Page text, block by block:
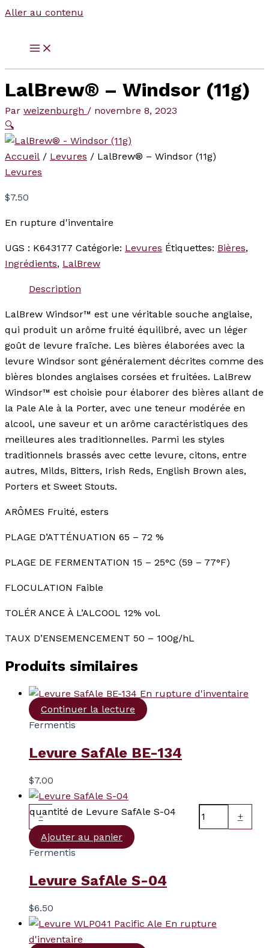
Aller au contenu
LalBrew® – Windsor (11g)
Par weizenburgh / novembre 8, 2023
🔍
Accueil / Levures / LalBrew® – Windsor (11g)
Levures
$7.50
En rupture d'inventaire
UGS : K643177 Catégorie: Levures Étiquettes: Bières,
Ingrédients, LalBrew
Description
LalBrew Windsor™ est une véritable souche anglaise,
qui produit un arôme fruité équilibré, avec un léger
goût de levure fraîche. Les bières élaborées avec la
levure Windsor sont généralement décrites comme des
bières blondes anglaises corsées et fruitées. LalBrew
Windsor™ est choisie pour élaborer des bières allant de
la Pale Ale à la Porter, avec une teneur modérée en
alcool, une saveur et un arôme caractéristiques des
meilleures ales traditionnelles. Parmi les styles
traditionnels brassés avec cette levure, citons, entre
autres, Milds, Bitters, Irish Reds, English Brown ales,
Porters et Sweet Stouts.
ARÔMES Fruité, esters
PLAGE D’ATTÉNUATION 65 – 72 %
PLAGE DE FERMENTATION 15 – 25°C (59 – 77°F)
FLOCULATION Faible
TOLÉR ANCE À L’ALCOOL 12% vol.
TAUX D’ENSEMENCEMENT 50 – 100g/hL
Produits similaires
En rupture d'inventaire
Continuer la lecture
Fermentis
Levure SafAle BE-134
$7.00
-
quantité de Levure SafAle S-04
+
Ajouter au panier
Fermentis
Levure SafAle S-04
$6.50
En rupture
d'inventaire